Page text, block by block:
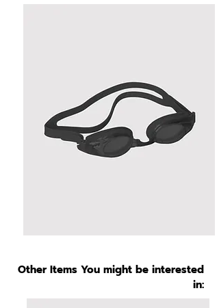
Other Items You might be interested
in: